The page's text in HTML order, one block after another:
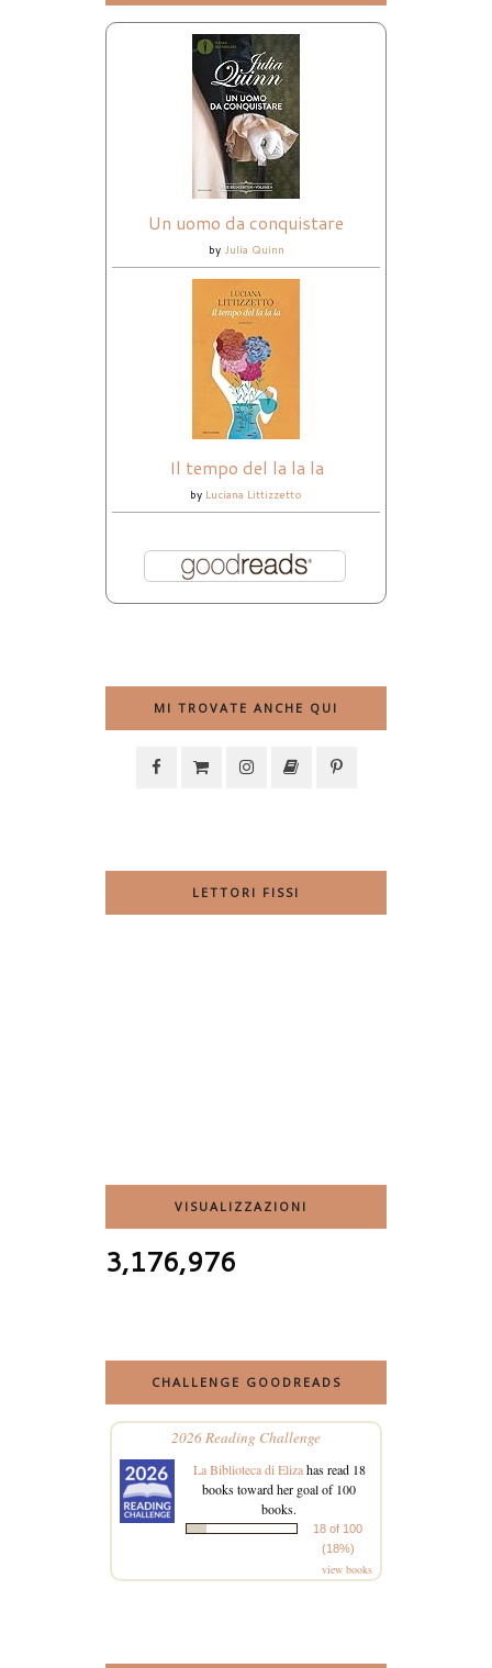
Un uomo da conquistare
by Julia Quinn
Il tempo del la la la
by Luciana Littizzetto
MI TROVATE ANCHE QUI
LETTORI FISSI
VISUALIZZAZIONI
3,176,976
CHALLENGE GOODREADS
2026 Reading Challenge
La Biblioteca di Elizahas read 18
books toward her goal of 100
books.
18 of 100
(18%)
view books